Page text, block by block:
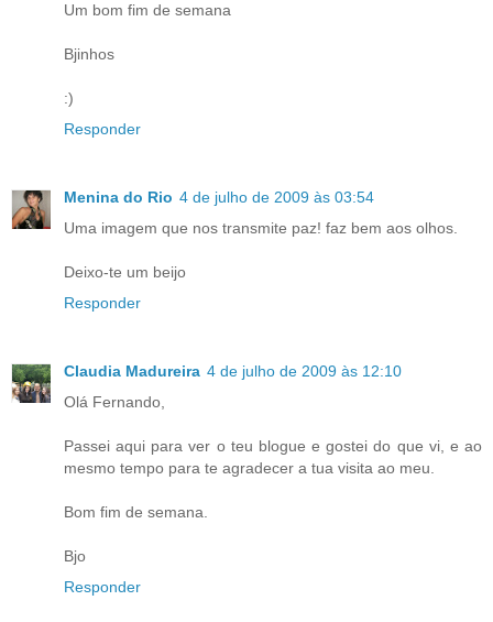
Um bom fim de semana
Bjinhos
:)
Responder
Menina do Rio 4 de julho de 2009 às 03:54
Uma imagem que nos transmite paz! faz bem aos olhos.
Deixo-te um beijo
Responder
Claudia Madureira 4 de julho de 2009 às 12:10
Olá Fernando,
Passei aqui para ver o teu blogue e gostei do que vi, e ao
mesmo tempo para te agradecer a tua visita ao meu.
Bom fim de semana.
Bjo
Responder